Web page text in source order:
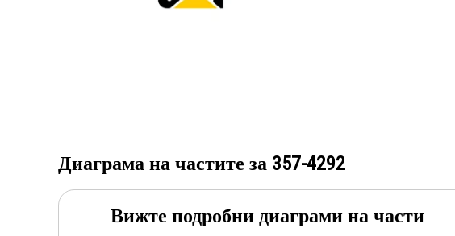
Диаграма на частите за 357-4292
Вижте подробни диаграми на части